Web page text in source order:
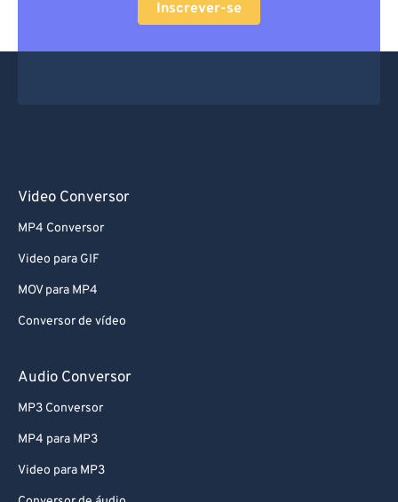
Inscrever-se
Video Conversor
MP4 Conversor
Video para GIF
MOV para MP4
Conversor de vídeo
Audio Conversor
MP3 Conversor
MP4 para MP3
Video para MP3